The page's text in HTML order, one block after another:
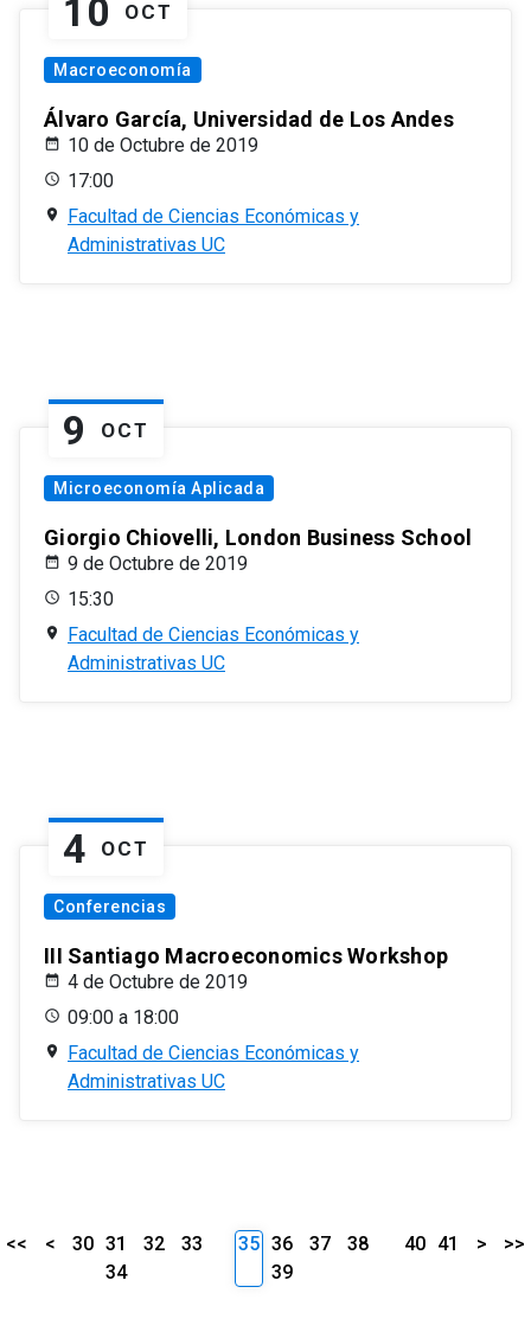
10 OCT
Macroeconomía
Álvaro García, Universidad de Los Andes
10 de Octubre de 2019
17:00
Facultad de Ciencias Económicas y
Administrativas UC
9 OCT
Microeconomía Aplicada
Giorgio Chiovelli, London Business School
9 de Octubre de 2019
15:30
Facultad de Ciencias Económicas y
Administrativas UC
4 OCT
Conferencias
III Santiago Macroeconomics Workshop
4 de Octubre de 2019
09:00 a 18:00
Facultad de Ciencias Económicas y
Administrativas UC
<< < 30 31 32
33
34
35 36 37
38
39
40 41 > >>